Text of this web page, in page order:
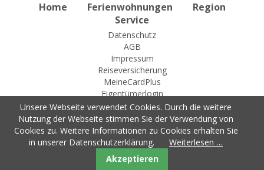
Home Ferienwohnungen
Region
Service
Datenschutz
AGB
Impressum
Reiseversicherung
MeineCardPlus
Eigentümerlogin
© 2015 Fewo-Zentrale Willingen
Unsere Webseite verwendet Cookies. Durch die weitere
Nutzung der Webseite stimmen Sie der Verwendung von
Cookies zu. Weitere Informationen zu Cookies erhalten Sie
in unserer Datenschutzerklärung.
Weiterlesen …
Akzeptieren